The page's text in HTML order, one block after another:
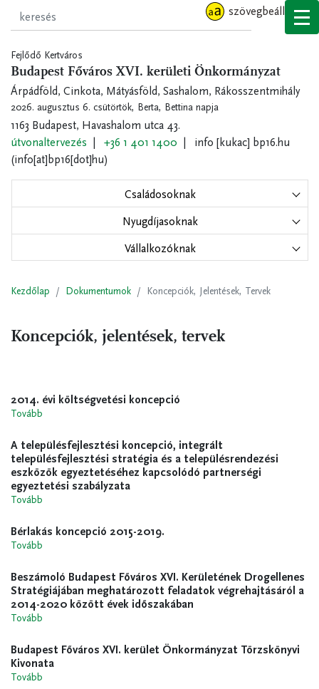
szövegbeállítások
Fejlődő Kertváros
Budapest Főváros XVI. kerületi Önkormányzat
Árpádföld, Cinkota, Mátyásföld, Sashalom, Rákosszentmihály
2026. augusztus 6. csütörtök, Berta, Bettina napja
1163 Budapest, Havashalom utca 43.
útvonaltervezés
+36 1 401 1400 info [kukac] bp16.hu
(info[at]bp16[dot]hu)
Családosoknak
Nyugdíjasoknak
Vállalkozóknak
Kezdőlap Dokumentumok Koncepciók, Jelentések, Tervek
Koncepciók, jelentések, tervek
2014. évi költségvetési koncepció
Tovább
A településfejlesztési koncepció, integrált
településfejlesztési stratégia és a településrendezési
eszközök egyeztetéséhez kapcsolódó partnerségi
egyeztetési szabályzata
Tovább
Bérlakás koncepció 2015-2019.
Tovább
Beszámoló Budapest Főváros XVI. Kerületének Drogellenes
Stratégiájában meghatározott feladatok végrehajtásáról a
2014-2020 között évek időszakában
Tovább
Budapest Főváros XVI. kerület Önkormányzat Törzskönyvi
Kivonata
Tovább